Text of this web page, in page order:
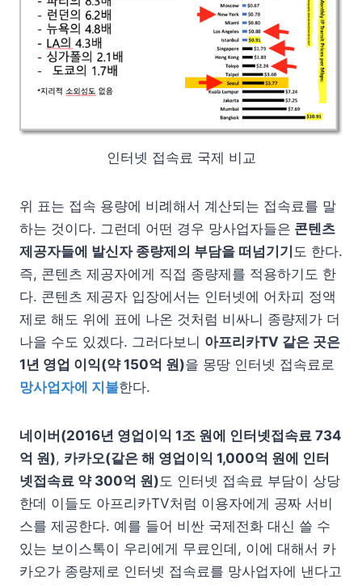
인터넷 접속료 국제 비교
위 표는 접속 용량에 비례해서 계산되는 접속료를 말
하는 것이다. 그런데 어떤 경우 망사업자들은 콘텐츠
제공자들에 발신자 종량제의 부담을 떠넘기기 도 한다.
즉, 콘텐츠 제공자에게 직접 종량제를 적용하기도 한
다. 콘텐츠 제공자 입장에서는 인터넷에 어차피 정액
제로 해도 위에 표에 나온 것처럼 비싸니 종량제가 더
나을 수도 있겠다. 그러다보니 아프리카TV 같은 곳은
1년 영업 이익(약 150억 원)을 몽땅 인터넷 접속료로
망사업자에 지불한다.
네이버(2016년 영업이익 1조 원에 인터넷접속료 734
억 원), 카카오(같은 해 영업이익 1,000억 원에 인터
넷접속료 약 300억 원)도 인터넷 접속료 부담이 상당
한데 이들도 아프리카TV처럼 이용자에게 공짜 서비
스를 제공한다. 예를 들어 비싼 국제전화 대신 쓸 수
있는 보이스톡이 우리에게 무료인데, 이에 대해서 카
카오가 종량제로 인터넷 접속료를 망사업자에 낸다고